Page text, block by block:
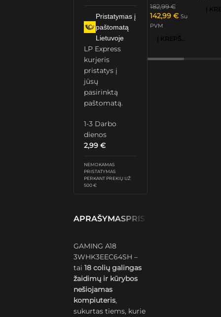
Pristatymas į
paštomatą
Lietuvoje
LP Express
kurjeris
pristatys į
jūsų
pasirinktą
paštomatą.
1-3 Darbo
dienos
2,99€
NEMOKAMAS
PRISTATYMAS
PERKANT PREKIŲ UŽ
500 €
APRAŠYMASPRISTATYMAS IR
GAMING A18
3WHK3EEC64SH –
tai18 colių galingas
žaidimų ir kūrybos
nešiojamas
kompiuteris,
sukurtas tiems, kurie
182,99€
142,99 € Su
PVM
Į KREPŠELĮ